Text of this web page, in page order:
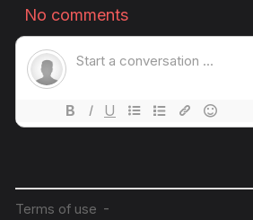
فصل 17
23 يوليو 2025
23 يوليو 2025
23 يوليو 2025